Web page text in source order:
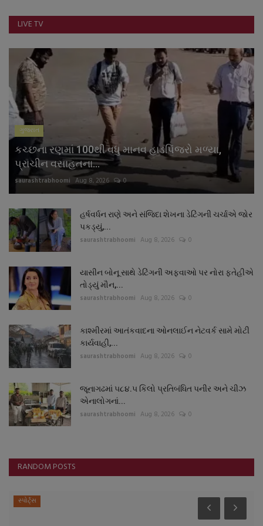
નાણાંકીય સમાચાર
સ્થાનિક સમાચાર
સ્પોર્ટ્સ
રાશિફળ
ગુનાખોરી
બોલિવૂડ
સ્વાસ્થ્ય
LIVE TV
ગુજરાત
કચ્છના રણમાં 100થી વધુ માનવ હાડપિંજરો મળ્યા,
પ્રાચીન વસાહતના...
saurashtrabhoomi Aug 8, 2026 0
હર્ષવર્ધન રાણે અને સંજિદા શેખના ડેટિંગની ચર્ચાએ જોર
પકડ્યું,...
saurashtrabhoomi Aug 8, 2026 0
યાસીન બોનૂ સાથે ડેટિંગની અફવાઓ પર નોરા ફતેહીએ
તોડ્યું મૌન,...
saurashtrabhoomi Aug 8, 2026 0
કાશ્મીરમાં આતંકવાદના ઓનલાઈન નેટવર્ક સામે મોટી
કાર્યવાહી,...
saurashtrabhoomi Aug 8, 2026 0
જૂનાગઢમાં ૫૮૪.૫ કિલો પ્રતિબંધિત પનીર અને ચીઝ
એનાલોગનાં...
saurashtrabhoomi Aug 8, 2026 0
RANDOM POSTS
સ્પોર્ટ્સ